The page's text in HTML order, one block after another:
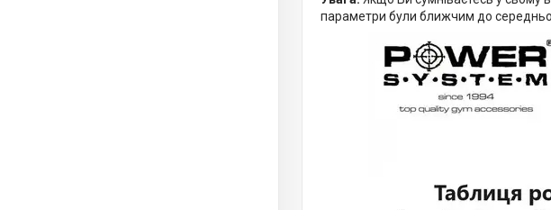
параметри були ближчим до